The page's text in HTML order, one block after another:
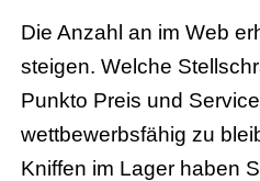
Die Anzahl an im Web
steigen. Welche
Punkto Preis und
wettbewerbsfähig zu
Kniffen im Lager haben